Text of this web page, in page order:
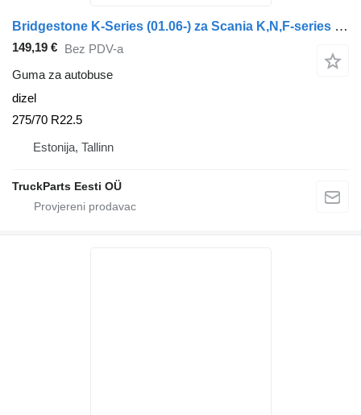
Bridgestone K-Series (01.06-) za Scania K,N,F-series bus (2006-)
149,19 € Bez PDV-a
Guma za autobuse
dizel
275/70 R22.5
Estonija, Tallinn
TruckParts Eesti OÜ